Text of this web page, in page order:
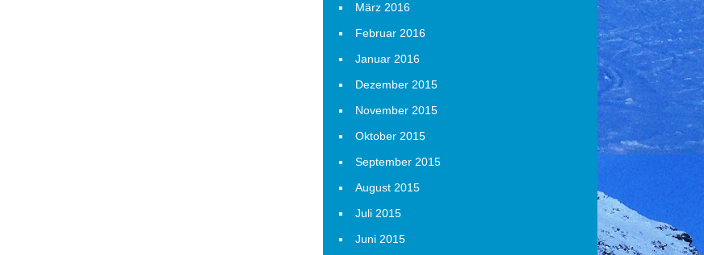
März 2016
Februar 2016
Januar 2016
Dezember 2015
November 2015
Oktober 2015
September 2015
August 2015
Juli 2015
Juni 2015